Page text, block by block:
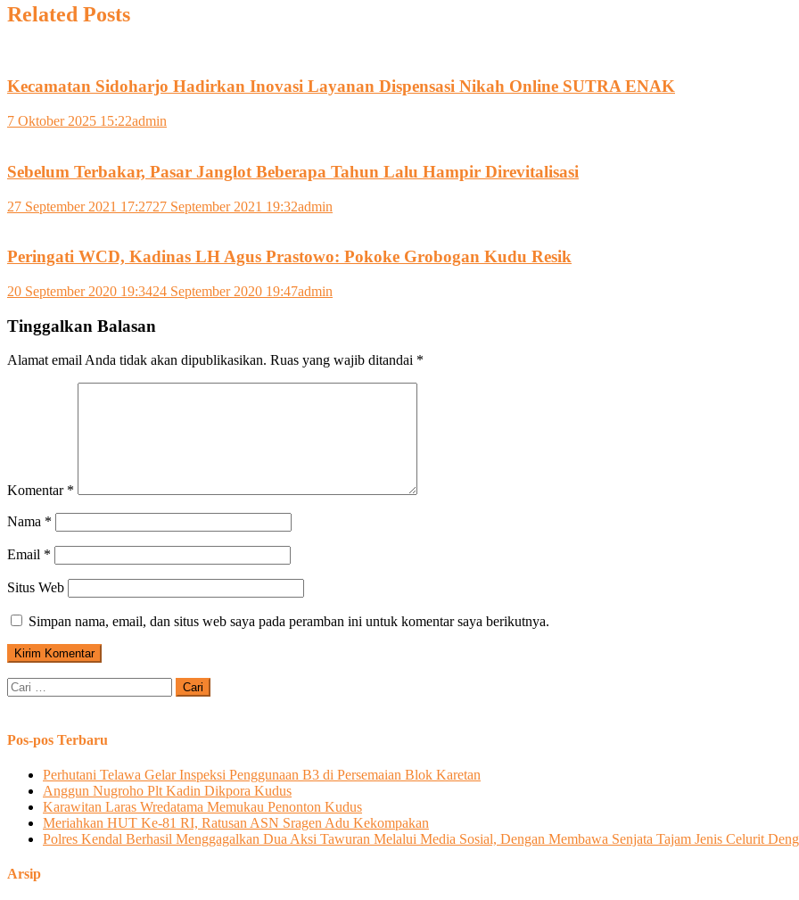
Related Posts
Kecamatan Sidoharjo Hadirkan Inovasi Layanan Dispensasi Nikah Online SUTRA ENAK
7 Oktober 2025 15:22admin
Sebelum Terbakar, Pasar Janglot Beberapa Tahun Lalu Hampir Direvitalisasi
27 September 2021 17:2727 September 2021 19:32admin
Peringati WCD, Kadinas LH Agus Prastowo: Pokoke Grobogan Kudu Resik
20 September 2020 19:3424 September 2020 19:47admin
Tinggalkan Balasan
Alamat email Anda tidak akan dipublikasikan. Ruas yang wajib ditandai *
Komentar *
Nama *
Email *
Situs Web
Simpan nama, email, dan situs web saya pada peramban ini untuk komentar saya berikutnya.
Cari
untuk:
Pos-pos Terbaru
Perhutani Telawa Gelar Inspeksi Penggunaan B3 di Persemaian Blok Karetan
Anggun Nugroho Plt Kadin Dikpora Kudus
Karawitan Laras Wredatama Memukau Penonton Kudus
Meriahkan HUT Ke-81 RI, Ratusan ASN Sragen Adu Kekompakan
Polres Kendal Berhasil Menggagalkan Dua Aksi Tawuran Melalui Media Sosial, Dengan Membawa Senjata Tajam Jenis Celurit
Arsip